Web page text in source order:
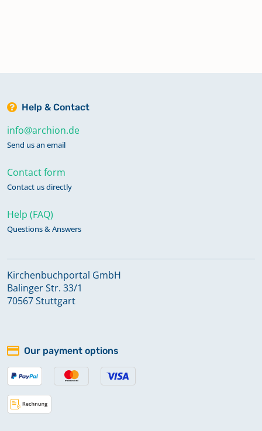
Trauungen 1674-1729, Taufen 1675-
Trauungen 1871-1921, Taufen 1871-
1926, Beerdigungen 1871-1919
Trauungen, Beerdigungen 1566-1674
Trauungen, Beerdigungen 1801-1870
1730-1800
Trauungen, Taufen, Beerdigungen
Duplikat 1836-1858
Help & Contact
info@archion.de
Send us an email
Contact form
Contact us directly
Help (FAQ)
Questions & Answers
Kirchenbuchportal GmbH
Balinger Str. 33/1
70567 Stuttgart
Our payment options